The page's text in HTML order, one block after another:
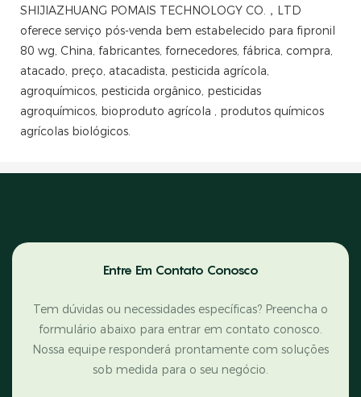
SHIJIAZHUANG POMAIS TECHNOLOGY CO.，LTD
oferece serviço pós-venda bem estabelecido para fipronil
80 wg, China, fabricantes, fornecedores, fábrica, compra,
atacado, preço, atacadista, pesticida agrícola,
agroquímicos, pesticida orgânico, pesticidas
agroquímicos, bioproduto agrícola , produtos químicos
agrícolas biológicos.
Entre Em Contato Conosco
Tem dúvidas ou necessidades específicas? Preencha o
formulário abaixo para entrar em contato conosco.
Nossa equipe responderá prontamente com soluções
sob medida para o seu negócio.